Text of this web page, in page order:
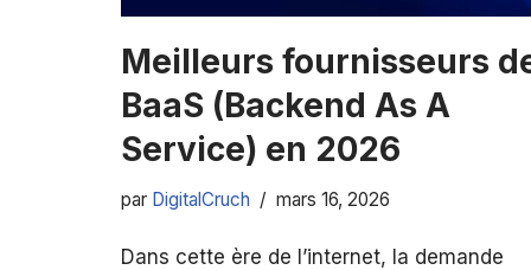
Meilleurs fournisseurs
BaaS (Backend As A
Service) en 2026
par DigitalCruch mars 16, 2026
Dans cette ère de l’internet, la demande